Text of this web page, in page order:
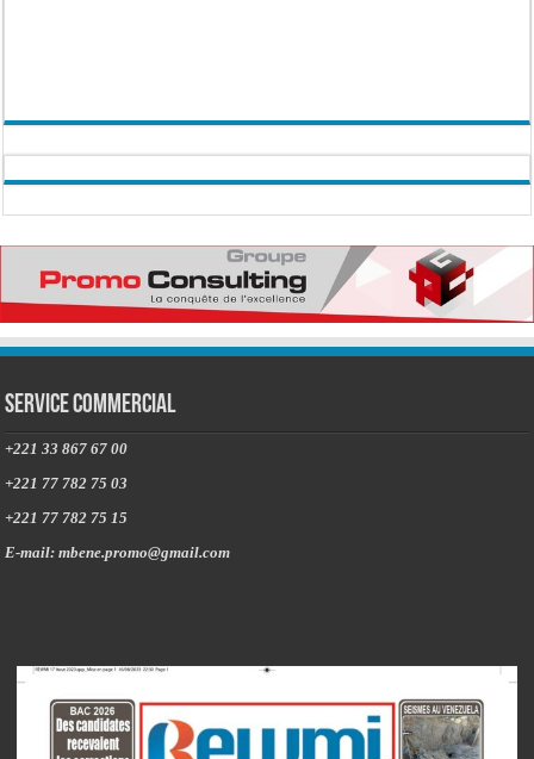
Service commercial
+221 33 867 67 00
+221 77 782 75 03
+221 77 782 75 15
E-mail: mbene.promo@gmail.com